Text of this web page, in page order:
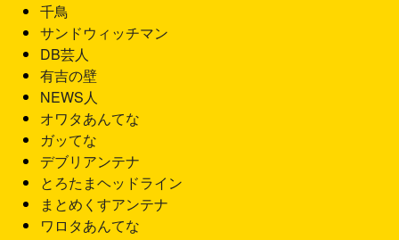
千鳥
サンドウィッチマン
DB芸人
有吉の壁
NEWS人
オワタあんてな
ガッてな
デブリアンテナ
とろたまヘッドライン
まとめくすアンテナ
ワロタあんてな